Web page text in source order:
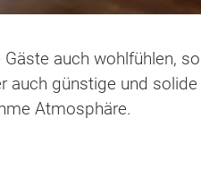
auch wohlfühlen,
günstige und
Atmosphäre.